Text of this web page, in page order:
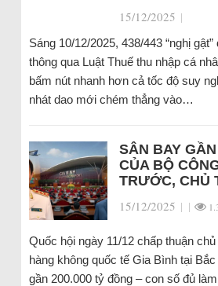
15/12/2025 |
Sáng 10/12/2025, 438/443 “nghị
thông qua Luật Thuế thu nhập cá
bấm nút nhanh hơn cả tốc độ suy
nhát dao mới chém thẳng vào…
SÂN BAY
CỦA BỘ
TRƯỚC, CHỦ
15/12/2025 | |
Quốc hội ngày 11/12 chấp thuận
hàng không quốc tế Gia Bình tại
gần 200.000 tỷ đồng – con số đủ